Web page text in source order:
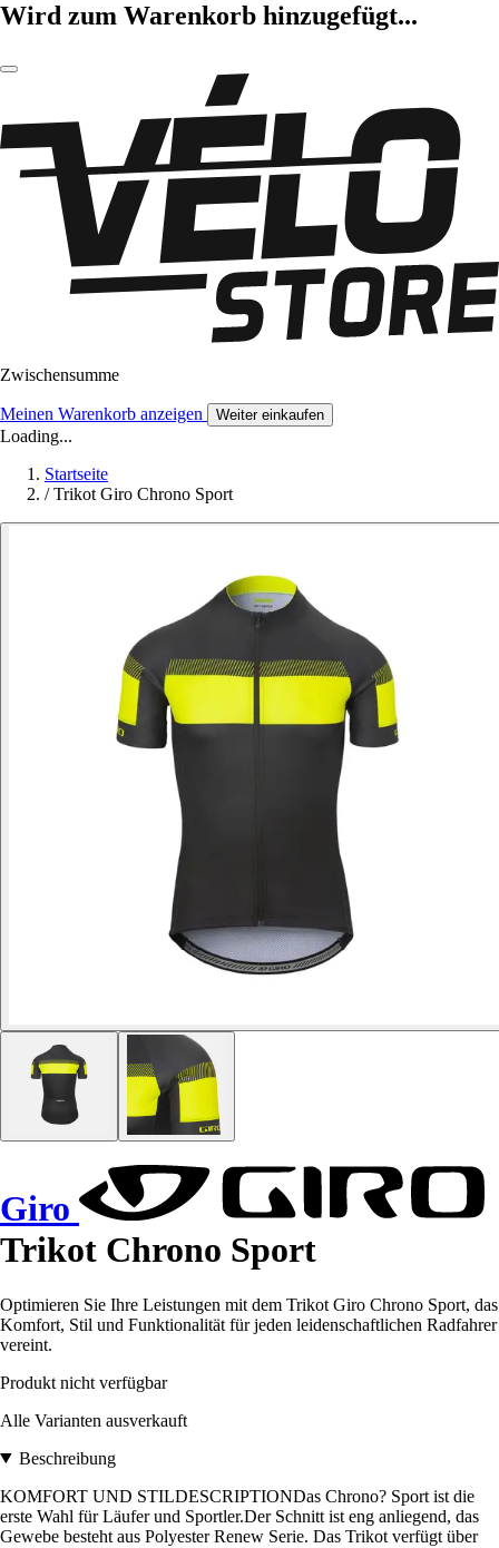
Wird zum Warenkorb hinzugefügt...
Zwischensumme
Meinen Warenkorb anzeigen Weiter einkaufen
Loading...
Startseite
/ Trikot Giro Chrono Sport
Giro
Trikot Chrono Sport
Optimieren Sie Ihre Leistungen mit dem Trikot Giro Chrono Sport, das
Komfort, Stil und Funktionalität für jeden leidenschaftlichen Radfahrer
vereint.
Produkt nicht verfügbar
Alle Varianten ausverkauft
Beschreibung
KOMFORT UND STILDESCRIPTIONDas Chrono? Sport ist die
erste Wahl für Läufer und Sportler.Der Schnitt ist eng anliegend, das
Gewebe besteht aus Polyester Renew Serie. Das Trikot verfügt über